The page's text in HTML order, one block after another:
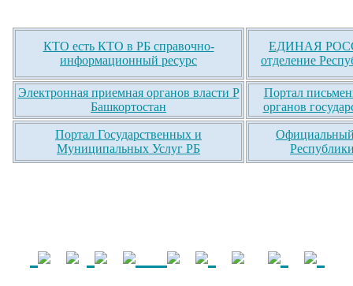
КТО есть КТО в РБ справочно-
информационный ресурс
ЕДИНАЯ
отделение
Электронная приемная органов власти Р
Башкортостан
Портал
органов
Портал Государственных и
Муниципальных Услуг РБ
Официальный